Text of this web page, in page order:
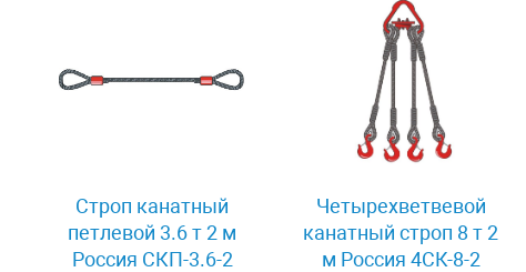
Строп канатный
петлевой 3.6 т 2 м
Россия СКП-3.6-2
Четырехветвевой
канатный строп 8 т 2
м Россия 4СК-8-2